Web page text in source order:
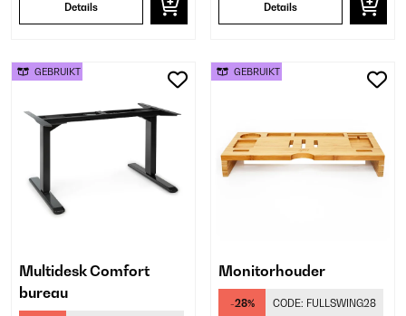
Details Details
Multidesk Comfort
bureau
GEBRUIKT
Monitorhouder
-28% CODE: FULLSWING28
GEBRUIKT